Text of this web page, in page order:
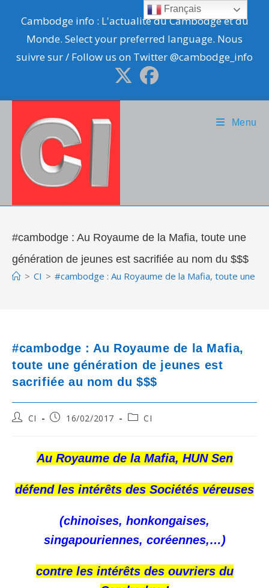
content
Cambodge info : L'actualité du Cambodge et du
Monde. Select your preferred language. Nous
suivre sur / Follow us on Twitter @cambodge_info
Menu
#cambodge : Au Royaume de la Mafia, toute une
génération de jeunes est sacrifiée au nom du $$$
> CI > #cambodge : Au Royaume de la Mafia, toute une
#cambodge : Au Royaume de la Mafia,
toute une génération de jeunes est
sacrifiée au nom du $$$
PostCI
Post16/02/2017
PostCI
Au Royaume de la Mafia, HUN Sen
défend les intérêts des Sociétés véreuses
(chinoises, honkongaises,
singapouriennes, coréennes,…)
contre les intérêts des ouvriers du
Français